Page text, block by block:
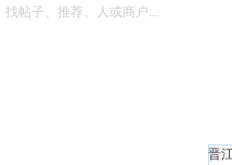
晋
找帖子、推荐、人或商户...